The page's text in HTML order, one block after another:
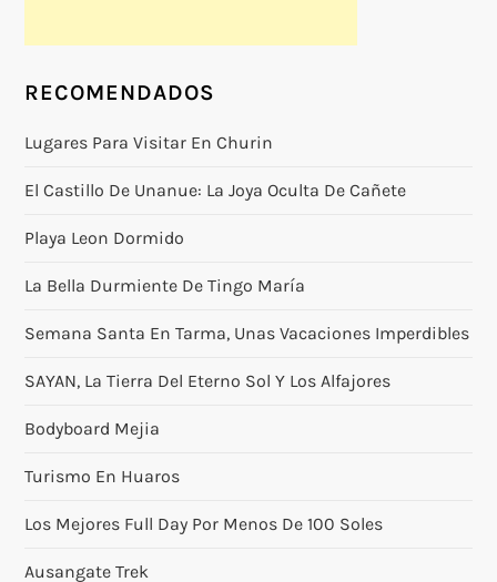
RECOMENDADOS
Lugares Para Visitar En Churin
El Castillo De Unanue: La Joya Oculta De Cañete
Playa Leon Dormido
La Bella Durmiente De Tingo María
Semana Santa En Tarma, Unas Vacaciones Imperdibles
SAYAN, La Tierra Del Eterno Sol Y Los Alfajores
Bodyboard Mejia
Turismo En Huaros
Los Mejores Full Day Por Menos De 100 Soles
Ausangate Trek